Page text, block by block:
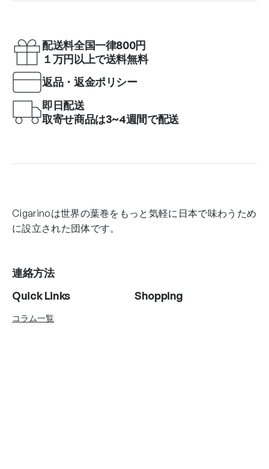
配送料全国一律800円
１万円以上で送料無料
返品・返金ポリシー
即日配送
取寄せ商品は3~4週間で配送
Cigarinoは世界の葉巻をもっと気軽に日本で味わうため
に設立された団体です。
連絡方法
Quick Links
コラム一覧
Shopping